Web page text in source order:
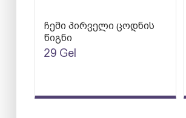
ჩემი პირველი ცოდნის
წიგნი
29 Gel